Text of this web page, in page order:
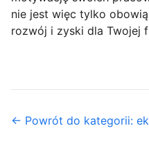
nie jest więc tylko
rozwój i zyski dla Twojej
← Powrót do kategorii: